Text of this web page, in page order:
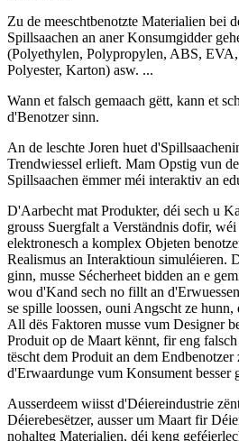
Zu de meeschtbenotzte Materialien bei
Spillsaachen an aner Konsumgidder
(Polyethylen, Polypropylen, ABS,
Polyester, Karton) asw. ...
Wann et falsch gemaach gëtt, kann et
d'Benotzer sinn.
An de leschte Joren huet
Trendwiessel erlieft. Mam Opstig vun
Spillsaachen ëmmer méi interaktiv an
D'Aarbecht mat Produkter, déi sech u
grouss Suergfalt a Verständnis dofir, wéi
elektronesch a komplex Objeten
Realismus an Interaktioun simuléieren.
ginn, musse Sécherheet bidden an e
wou d'Kand sech no fillt an
se spille loossen, ouni Angscht ze
All dës Faktoren musse vum Designer
Produit op de Maart kënnt, fir eng
tëscht dem Produit an dem Endbenotzer
d'Erwaardunge vum Konsument besser
Ausserdeem wiisst d'Déiereindustrie
Déierebesëtzer, ausser um Maart fir
nohalteg Materialien, déi keng